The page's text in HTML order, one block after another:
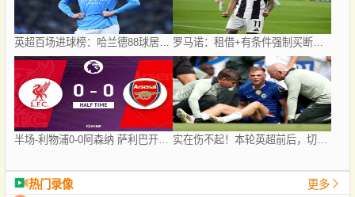
英超百场进球榜：哈兰德88球居首，希勒79球次席，范尼第三 罗马诺：租借+有条件强制买断，尤文冈萨雷斯转会马竞接近达协议
热门录像 更多